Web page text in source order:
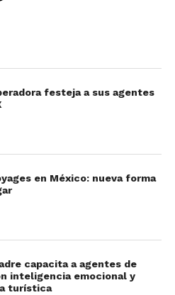
festeja a sus agentes
en México: nueva forma
capacita a agentes de
inteligencia emocional y
turística